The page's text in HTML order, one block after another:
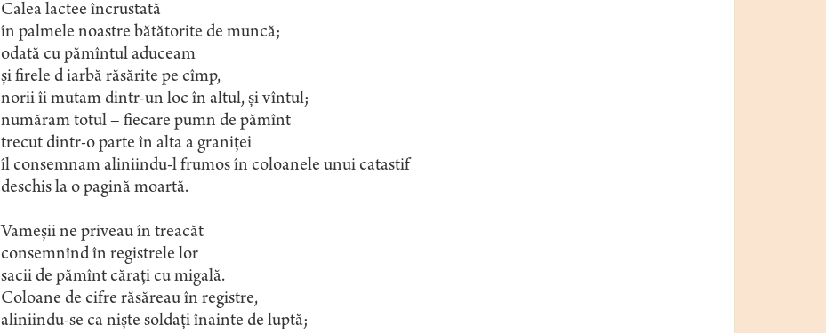
Calea lactee încrustată
în palmele noastre bătătorite de muncă;
odată cu pămîntul aduceam
și firele d iarbă răsărite pe cîmp,
norii îi mutam dintr-un loc în altul, și vîntul;
număram totul – fiecare pumn de pămînt
trecut dintr-o parte în alta a graniței
îl consemnam aliniindu-l frumos în coloanele unui catastif
deschis la o pagină moartă.
Vameșii ne priveau în treacăt
consemnînd în registrele lor
sacii de pămînt cărați cu migală.
Coloane de cifre răsăreau în registre,
aliniindu-se ca niște soldați înainte de luptă;